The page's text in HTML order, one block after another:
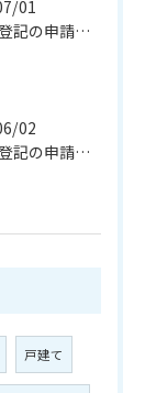
01
建物滅失登記の申請の流れとは
02
建物滅失登記の申請を行う注意点
戸建て